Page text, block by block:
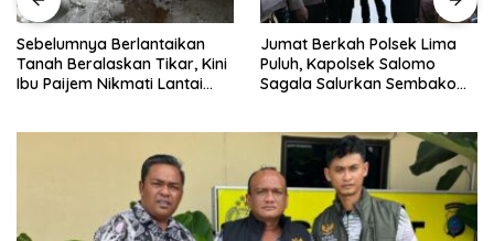
Sebelumnya Berlantaikan
Tanah Beralaskan Tikar, Kini
Ibu Paijem Nikmati Lantai
Jumat Berkah Polsek Lima
Puluh, Kapolsek Salomo
Sagala Salurkan Sembako